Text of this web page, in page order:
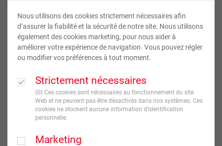
Nous utilisons des cookies strictement nécessaires afin
d’assurer la fiabilité et la sécurité de notre site. Nous utilisons
également des cookies marketing, pour nous aider à
améliorer votre expérience de navigation. Vous pouvez régler
ou modifier vos préférences à tout moment.
Strictement nécessaires
{0} Ces cookies sont nécessaires au fonctionnement du site
Web et ne peuvent pas être désactivés dans nos systèmes. Ces
cookies ne stockent aucune information d’identification
personnelle.
Marketing
Poster encadré carré
29 ,95€
JE CRÉE !
Livraison en5 jour(s) ouvré(s)